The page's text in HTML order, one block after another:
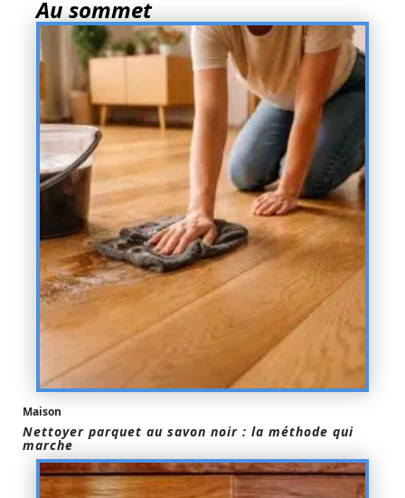
Au sommet
Maison
Nettoyer parquet au savon noir : la méthode qui
marche